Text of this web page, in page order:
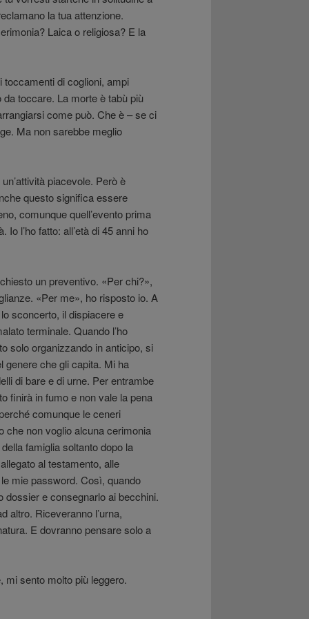
la tua attenzione.
Laica o religiosa? E la
toccamenti di coglioni, ampi
toccare. La morte è tabù più
come può. Che è – se ci
Ma non sarebbe meglio
piacevole. Però è
questo significa essere
comunque quell’evento prima
Io l’ho fatto: all’età di 45 anni ho
un preventivo. «Per chi?»,
«Per me», ho risposto io. A
sconcerto, il dispiacere e
terminale. Quando l’ho
solo organizzando in anticipo, si
genere che gli capita. Mi ha
di bare e di urne. Per entrambe
finirà in fumo e non vale la pena
comunque le ceneri
che non voglio alcuna cerimonia
famiglia soltanto dopo la
al testamento, alle
mie password. Così, quando
dossier e consegnarlo ai becchini.
altro. Riceveranno l’urna,
E dovranno pensare solo a
mi sento molto più leggero.